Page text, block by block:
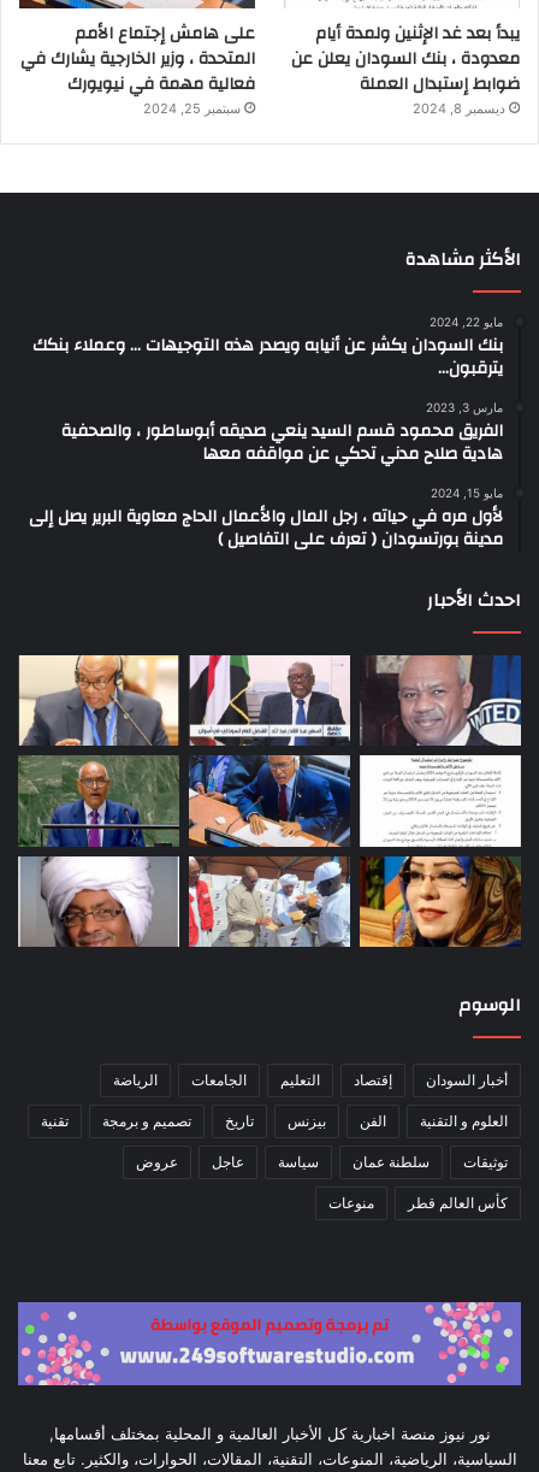
يبدأ بعد غد الإثنين ولمدة أيام
معدودة ، بنك السودان يعلن عن
ضوابط إستبدال العملة
ديسمبر 8, 2024
على هامش إجتماع الأمم
المتحدة ، وزير الخارجية يشارك في
فعالية مهمة في نيويورك
سبتمبر 25, 2024
الأكثر مشاهدة
مايو 22, 2024
بنك السودان يكشر عن أنيابه ويصدر هذه التوجيهات … وعملاء بنكك
يترقبون…
مارس 3, 2023
الفريق محمود قسم السيد ينعي صديقه أبوساطور ، والصحفية
هادية صلاح مدني تحكي عن مواقفه معها
مايو 15, 2024
لأول مره في حياته ، رجل المال والأعمال الحاج معاوية البرير يصل إلى
مدينة بورتسودان ( تعرف على التفاصيل )
احدث الأحبار
الوسوم
أخبار السودان إقتصاد التعليم الجامعات الرياضة
العلوم و التقنية الفن بيزنس تاريخ تصميم و برمجة تقنية
توثيقات سلطنة عمان سياسة عاجل عروض
كأس العالم قطر منوعات
نور نيوز منصة اخبارية كل الأخبار العالمية و المحلية بمختلف أقسامها,
السياسية، الرياضية، المنوعات، التقنية، المقالات، الحوارات، والكثير. تابع معنا